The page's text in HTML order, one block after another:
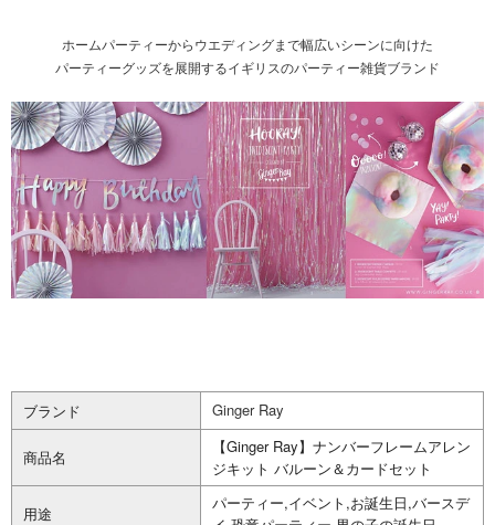
ホームパーティーからウエディングまで幅広いシーンに向けた
パーティーグッズを展開するイギリスのパーティー雑貨ブランド
ブランド Ginger Ray
商品名
【Ginger Ray】ナンバーフレームアレン
ジキット バルーン＆カードセット
用途
パーティー,イベント,お誕生日,バースデ